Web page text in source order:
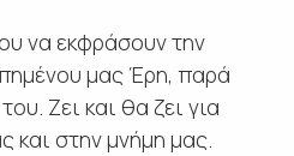
να εκφράσουν την
μας Έρη, παρά
Ζει και θα ζει για
και στην μνήμη μας.